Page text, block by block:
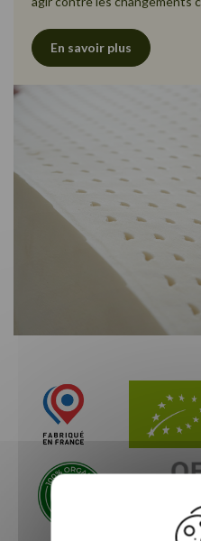
En savoir plus